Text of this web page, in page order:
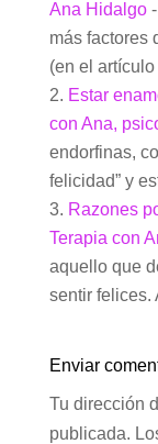
Ana Hidalgo-
más factores
(en el
Estar
con Ana,
endorfinas,
felicidad” y
Razones
Terapia con
aquello que
sentir felices.
Enviar
Tu dirección
publicada.